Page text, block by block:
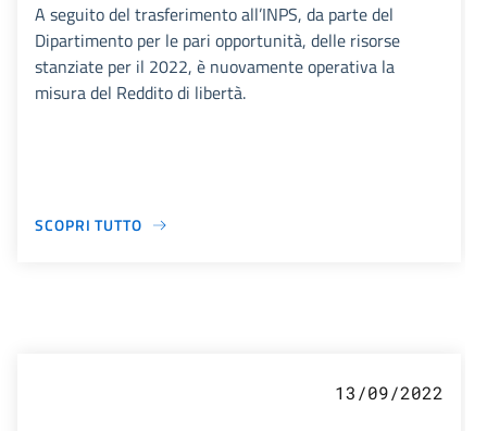
A seguito del trasferimento all’INPS, da parte del
Dipartimento per le pari opportunità, delle risorse
stanziate per il 2022, è nuovamente operativa la
misura del Reddito di libertà.
SCOPRI TUTTO
13/09/2022